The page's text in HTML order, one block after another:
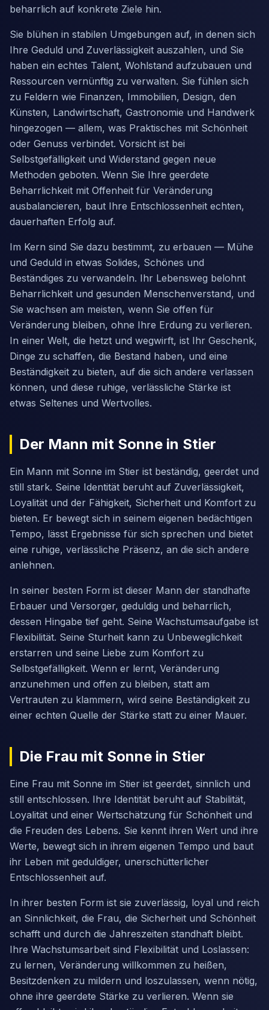
beharrlich auf konkrete Ziele hin.
Sie blühen in stabilen Umgebungen auf, in denen sich
Ihre Geduld und Zuverlässigkeit auszahlen, und Sie
haben ein echtes Talent, Wohlstand aufzubauen und
Ressourcen vernünftig zu verwalten. Sie fühlen sich
zu Feldern wie Finanzen, Immobilien, Design, den
Künsten, Landwirtschaft, Gastronomie und Handwerk
hingezogen — allem, was Praktisches mit Schönheit
oder Genuss verbindet. Vorsicht ist bei
Selbstgefälligkeit und Widerstand gegen neue
Methoden geboten. Wenn Sie Ihre geerdete
Beharrlichkeit mit Offenheit für Veränderung
ausbalancieren, baut Ihre Entschlossenheit echten,
dauerhaften Erfolg auf.
Im Kern sind Sie dazu bestimmt, zu erbauen — Mühe
und Geduld in etwas Solides, Schönes und
Beständiges zu verwandeln. Ihr Lebensweg belohnt
Beharrlichkeit und gesunden Menschenverstand, und
Sie wachsen am meisten, wenn Sie offen für
Veränderung bleiben, ohne Ihre Erdung zu verlieren.
In einer Welt, die hetzt und wegwirft, ist Ihr Geschenk,
Dinge zu schaffen, die Bestand haben, und eine
Beständigkeit zu bieten, auf die sich andere verlassen
können, und diese ruhige, verlässliche Stärke ist
etwas Seltenes und Wertvolles.
Der Mann mit Sonne in Stier
Ein Mann mit Sonne im Stier ist beständig, geerdet und
still stark. Seine Identität beruht auf Zuverlässigkeit,
Loyalität und der Fähigkeit, Sicherheit und Komfort zu
bieten. Er bewegt sich in seinem eigenen bedächtigen
Tempo, lässt Ergebnisse für sich sprechen und bietet
eine ruhige, verlässliche Präsenz, an die sich andere
anlehnen.
In seiner besten Form ist dieser Mann der standhafte
Erbauer und Versorger, geduldig und beharrlich,
dessen Hingabe tief geht. Seine Wachstumsaufgabe ist
Flexibilität. Seine Sturheit kann zu Unbeweglichkeit
erstarren und seine Liebe zum Komfort zu
Selbstgefälligkeit. Wenn er lernt, Veränderung
anzunehmen und offen zu bleiben, statt am
Vertrauten zu klammern, wird seine Beständigkeit zu
einer echten Quelle der Stärke statt zu einer Mauer.
Die Frau mit Sonne in Stier
Eine Frau mit Sonne im Stier ist geerdet, sinnlich und
still entschlossen. Ihre Identität beruht auf Stabilität,
Loyalität und einer Wertschätzung für Schönheit und
die Freuden des Lebens. Sie kennt ihren Wert und ihre
Werte, bewegt sich in ihrem eigenen Tempo und baut
ihr Leben mit geduldiger, unerschütterlicher
Entschlossenheit auf.
In ihrer besten Form ist sie zuverlässig, loyal und reich
an Sinnlichkeit, die Frau, die Sicherheit und Schönheit
schafft und durch die Jahreszeiten standhaft bleibt.
Ihre Wachstumsarbeit sind Flexibilität und Loslassen:
zu lernen, Veränderung willkommen zu heißen,
Besitzdenken zu mildern und loszulassen, wenn nötig,
ohne ihre geerdete Stärke zu verlieren. Wenn sie